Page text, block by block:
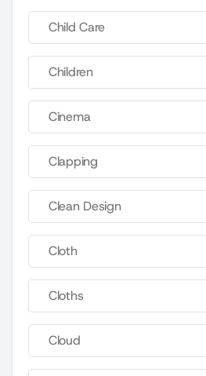
Child Care
Children
Cinema
Clapping
Clean Design
Cloth
Cloths
Cloud